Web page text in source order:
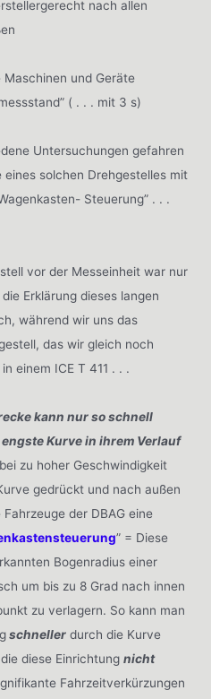
nach allen
und Geräte
( . . . mit 3 s)
Untersuchungen gefahren
solchen Drehgestelles mit
Steuerung” . . .
vor der Messeinheit war nur
Erklärung dieses langen
während wir uns das
das wir gleich noch
einem ICE T 411 . . .
kann nur so schnell
Kurve in ihrem Verlauf
zu hoher Geschwindigkeit
gedrückt und nach außen
der DBAG eine
” = Diese
Bogenradius einer
um bis zu 8 Grad nach innen
zu verlagern. So kann man
schneller durch die Kurve
diese Einrichtung nicht
Fahrzeitverkürzungen